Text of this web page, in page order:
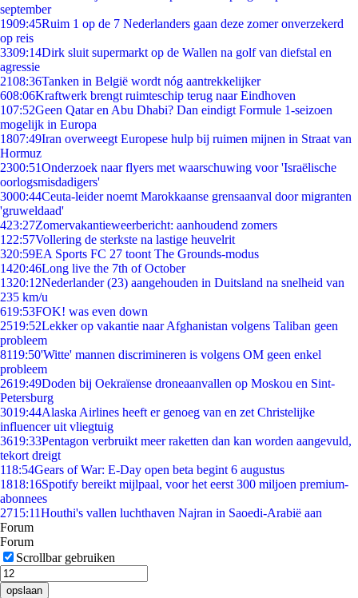
september
1909:45Ruim 1 op de 7 Nederlanders gaan deze zomer onverzekerd
op reis
3309:14Dirk sluit supermarkt op de Wallen na golf van diefstal en
agressie
2108:36Tanken in België wordt nóg aantrekkelijker
608:06Kraftwerk brengt ruimteschip terug naar Eindhoven
107:52Geen Qatar en Abu Dhabi? Dan eindigt Formule 1-seizoen
mogelijk in Europa
1807:49Iran overweegt Europese hulp bij ruimen mijnen in Straat van
Hormuz
2300:51Onderzoek naar flyers met waarschuwing voor 'Israëlische
oorlogsmisdadigers'
3000:44Ceuta-leider noemt Marokkaanse grensaanval door migranten
'gruweldaad'
423:27Zomervakantieweerbericht: aanhoudend zomers
1 22:57Vollering de sterkste na lastige heuvelrit
320:59EA Sports FC 27 toont The Grounds-modus
1420:46Long live the 7th of October
1320:12Nederlander (23) aangehouden in Duitsland na snelheid van
235 km/u
619:53FOK! was even down
2519:52Lekker op vakantie naar Afghanistan volgens Taliban geen
probleem
8119:50'Witte' mannen discrimineren is volgens OM geen enkel
probleem
2619:49Doden bij Oekraïense droneaanvallen op Moskou en Sint-
Petersburg
3019:44Alaska Airlines heeft er genoeg van en zet Christelijke
influencer uit vliegtuig
3619:33Pentagon verbruikt meer raketten dan kan worden aangevuld,
tekort dreigt
118:54Gears of War: E-Day open beta begint 6 augustus
1818:16Spotify bereikt mijlpaal, voor het eerst 300 miljoen premium-
abonnees
2715:11Houthi's vallen luchthaven Najran in Saoedi-Arabië aan
Forum
Forum
Scrollbar gebruiken
opslaan